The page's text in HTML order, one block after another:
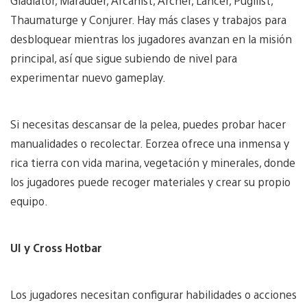
Thaumaturge y Conjurer. Hay más clases y trabajos para
desbloquear mientras los jugadores avanzan en la misión
principal, así que sigue subiendo de nivel para
experimentar nuevo gameplay.
Si necesitas descansar de la pelea, puedes probar hacer
manualidades o recolectar. Eorzea ofrece una inmensa y
rica tierra con vida marina, vegetación y minerales, donde
los jugadores puede recoger materiales y crear su propio
equipo.
UI y Cross Hotbar
Los jugadores necesitan configurar habilidades o acciones